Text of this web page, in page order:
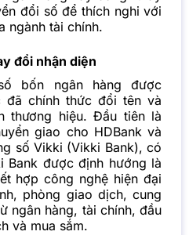
đổi số để thích nghi với
ngành tài chính.
đổi nhận diện
bốn ngân hàng được
đã chính thức đổi tên và
thương hiệu. Đầu tiên là
giao cho HDBank và
số Vikki (Vikki Bank), có
Bank được định hướng là
hợp công nghệ hiện đại
phòng giao dịch, cung
ngân hàng, tài chính, đầu
và mua sắm.